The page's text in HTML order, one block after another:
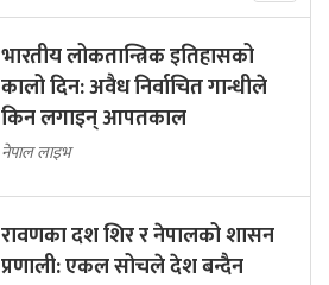
भारतीय लोकतान्त्रिक इतिहासको
कालो दिन: अवैध निर्वाचित गान्धीले
किन लगाइन् आपतकाल
नेपाल लाइभ
रावणका दश शिर र नेपालको शासन
प्रणाली: एकल सोचले देश बन्दैन